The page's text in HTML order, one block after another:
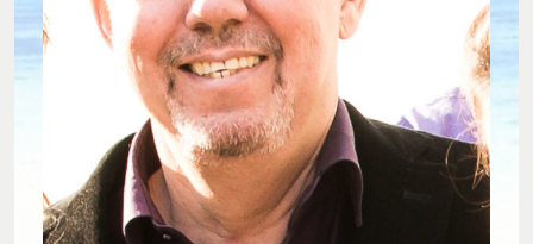
30 jaar en springlevend (2011-2012)
'Popkoor' Thirdwing (2013)
Dubbele dirigentenwissel (2015-2016)
De concertcommissie (2017-2018)
Musical Sing-Along en Corona (2019-2021)
Stabiliteit (2022-2024)